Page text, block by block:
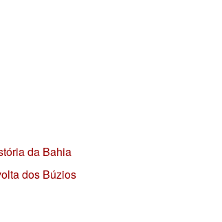
da Bahia
dos Búzios